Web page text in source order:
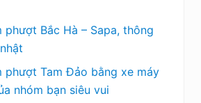
phượt Bắc Hà – Sapa, thông
phượt Tam Đảo bằng xe máy
nhóm bạn siêu vui